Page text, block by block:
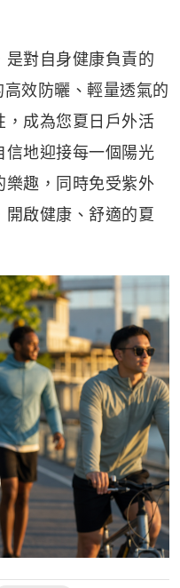
對自身健康負責的
效防曬、輕量透氣的
，成為您夏日戶外活
信地迎接每一個陽光
樂趣，同時免受紫外
啟健康、舒適的夏